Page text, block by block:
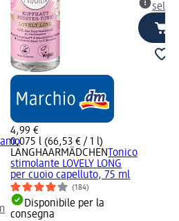
4,99 €
0,075 l (66,53 € / 1 l)
LANGHAARMÄDCHEN Tonico
stimolante LOVELY LONG
per cuoio capelluto, 75 ml
(184)
Disponibile per la
consegna